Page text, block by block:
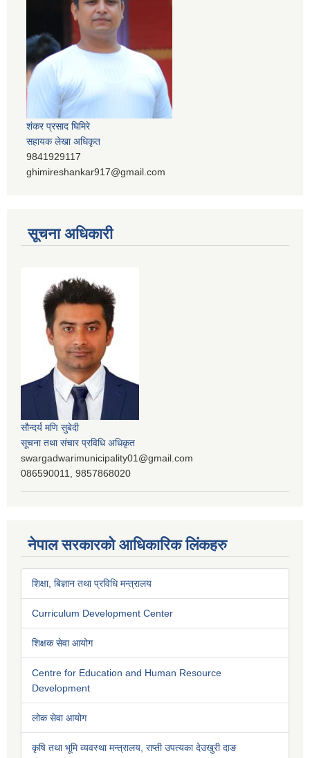
शंकर प्रसाद घिमिरे
सहायक लेखा अधिकृत
9841929117
ghimireshankar917@gmail.com
सूचना अधिकारी
सौन्दर्य मणि सुबेदी
सूचना तथा संचार प्रविधि अधिकृत
swargadwarimunicipality01@gmail.com
086590011, 9857868020
नेपाल सरकारको आधिकारिक लिंकहरु
शिक्षा, बिज्ञान तथा प्रविधि मन्त्रालय
Curriculum Development Center
शिक्षक सेवा आयोग
Centre for Education and Human Resource
Development
लोक सेवा आयोग
कृषि तथा भूमि व्यवस्था मन्त्रालय, राप्ती उपत्यका देउखुरी दाङ